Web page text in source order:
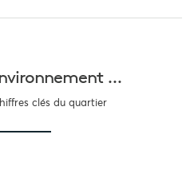
...
clés du quartier